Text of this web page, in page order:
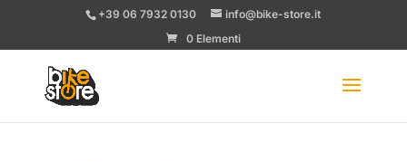
+39 06 7932 0130
info@bike-store.it
0 Elementi